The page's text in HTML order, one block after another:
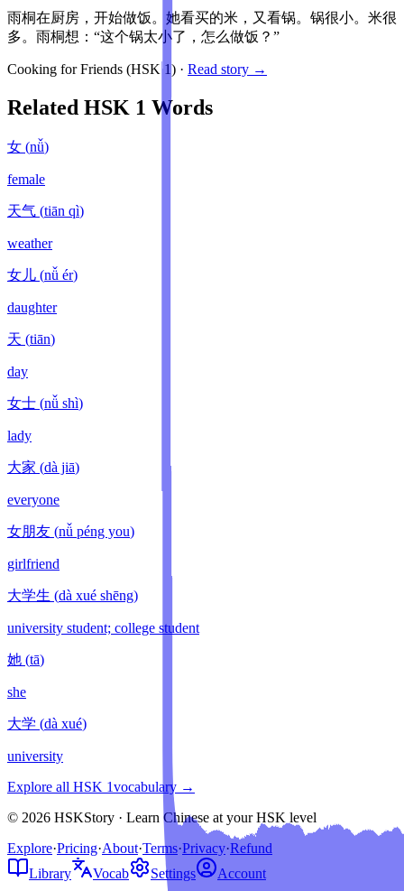
雨桐在厨房，开始做饭。她看买的米，又看锅。锅很小。米很
多。雨桐想：“这个锅太小了，怎么做饭？”
Cooking for Friends (HSK1) · Read story →
Related HSK 1 Words
女 (nǚ)
female
天气 (tiān qì)
weather
女儿 (nǚ ér)
daughter
天 (tiān)
day
女士 (nǚ shì)
lady
大家 (dà jiā)
everyone
女朋友 (nǚ péng you)
girlfriend
大学生 (dà xué shēng)
university student; college student
她 (tā)
she
大学 (dà xué)
university
Explore all HSK 1vocabulary →
© 2026 HSKStory · Learn Chinese at your HSK level
Explore·Pricing·About·Terms·Privacy·Refund
Library
Vocab Settings Account